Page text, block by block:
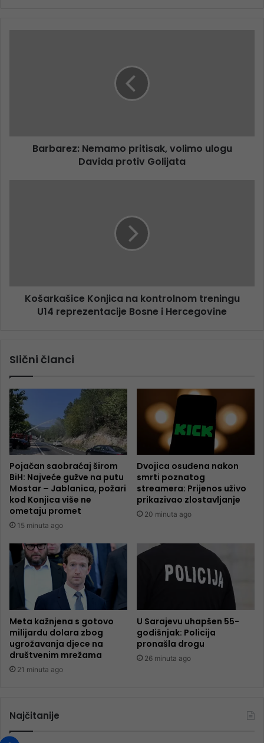
Barbarez: Nemamo pritisak, volimo ulogu
Davida protiv Golijata
Košarkašice Konjica na kontrolnom treningu
U14 reprezentacije Bosne i Hercegovine
Slični članci
Pojačan saobraćaj širom
BiH: Najveće gužve na putu
Mostar – Jablanica, požari
kod Konjica više ne
ometaju promet
15 minuta ago
Dvojica osuđena nakon
smrti poznatog
streamera: Prijenos uživo
prikazivao zlostavljanje
20 minuta ago
Meta kažnjena s gotovo
milijardu dolara zbog
ugrožavanja djece na
društvenim mrežama
21 minuta ago
U Sarajevu uhapšen 55-
godišnjak: Policija
pronašla drogu
26 minuta ago
Najčitanije